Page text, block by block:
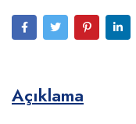
Açıklama